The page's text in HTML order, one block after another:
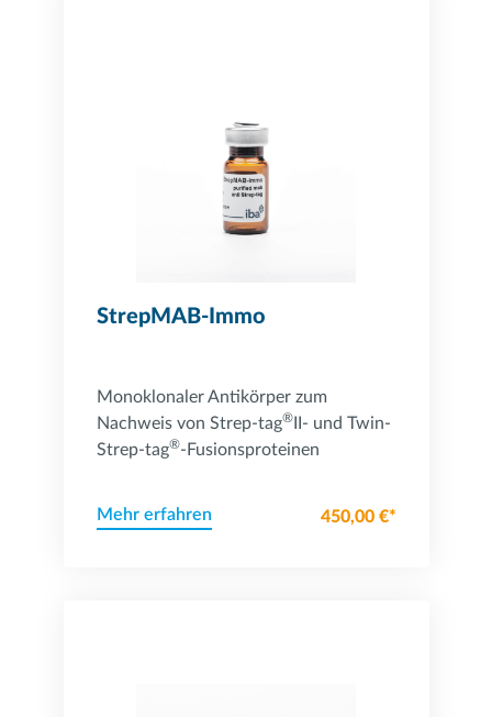
StrepMAB-Immo
Monoklonaler Antikörper zum
Nachweis von Strep-tag®II- und Twin-
Strep-tag®-Fusionsproteinen
Mehr erfahren 450,00 €*